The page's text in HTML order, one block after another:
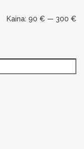
Kaina: 90 € — 300 €